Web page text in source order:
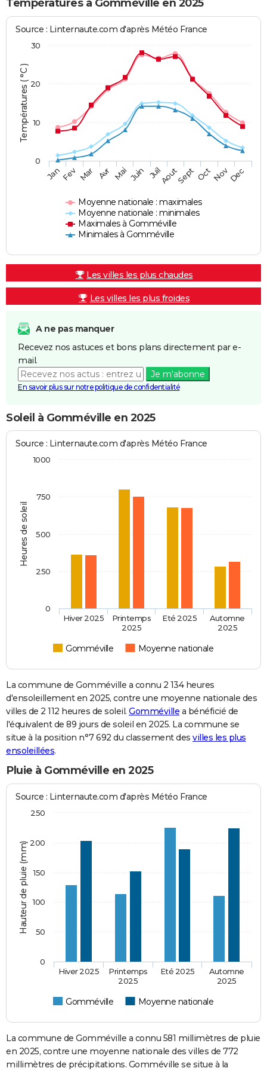
Températures à Gomméville en 2025
Températures ( °C )
Source : Linternaute.com d'après Météo France
Moyenne nationale : maximales
Moyenne nationale : minimales
Maximales à Gomméville
Minimales à Gomméville
JanFev Mar Avr Mai Juin JuilAoutSept OctNovDec
0
10
20
30
Les villes les plus chaudes
Les villes les plus froides
A ne pas manquer
Recevez nos astuces et bons plans directement par e-
mail.
Je m'abonne
En savoir plus sur notre politique de confidentialité
Soleil à Gomméville en 2025
Heures de soleil
Source : Linternaute.com d'après Météo France
Gomméville Moyenne nationale
Hiver 2025
Printemps
2025
Eté 2025
Automne
2025
0
250
500
750
1000
La commune de Gomméville a connu 2 134 heures
d'ensoleillement en 2025, contre une moyenne nationale des
villes de 2 112 heures de soleil. Gomméville a bénéficié de
l'équivalent de 89 jours de soleil en 2025. La commune se
situe à la position n°7 692 du classement des villes les plus
ensoleillées.
Pluie à Gomméville en 2025
Hauteur de pluie (mm)
Source : Linternaute.com d'après Météo France
Gomméville Moyenne nationale
Hiver 2025
Printemps
2025
Eté 2025
Automne
2025
0
50
100
150
200
250
La commune de Gomméville a connu 581 millimètres de pluie
en 2025, contre une moyenne nationale des villes de 772
millimètres de précipitations. Gomméville se situe à la